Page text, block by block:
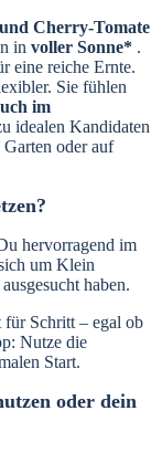
Cherry-Tomate
in voller Sonne* .
eine reiche Ernte.
Sie fühlen
im
idealen Kandidaten
oder auf
hervorragend im
um Klein
haben.
Schritt – egal ob
Nutze die
Start.
oder dein